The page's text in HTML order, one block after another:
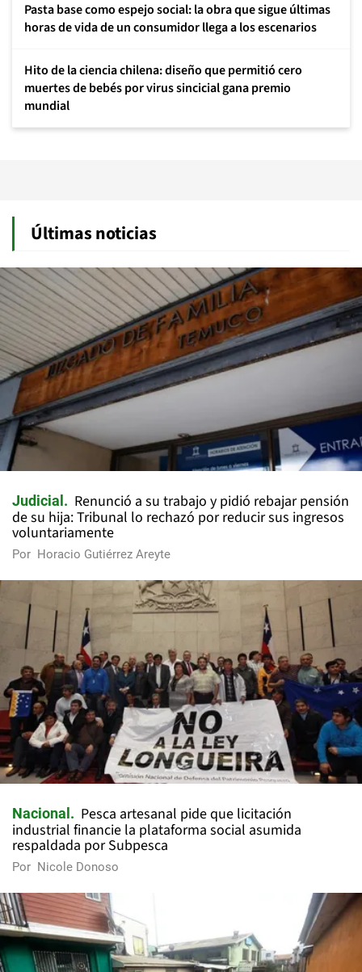
Pasta base como espejo social: la obra que sigue últimas
horas de vida de un consumidor llega a los escenarios
Hito de la ciencia chilena: diseño que permitió cero
muertes de bebés por virus sincicial gana premio
mundial
Últimas noticias
Judicial
Renunció a su trabajo y pidió rebajar pensión
de su hija: Tribunal lo rechazó por reducir sus ingresos
voluntariamente
Por Horacio Gutiérrez Areyte
Nacional
Pesca artesanal pide que licitación
industrial financie la plataforma social asumida
respaldada por Subpesca
Por Nicole Donoso